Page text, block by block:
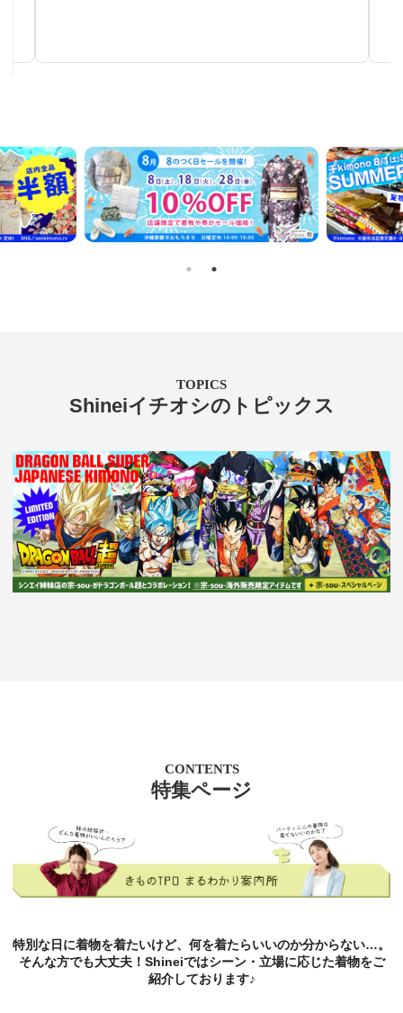
TOPICS
Shineiイチオシのトピックス
CONTENTS
特集ページ
特別な日に着物を着たいけど、何を着たらいいのか分からない…。
そんな方でも大丈夫！Shineiではシーン・立場に応じた着物をご
紹介しております♪